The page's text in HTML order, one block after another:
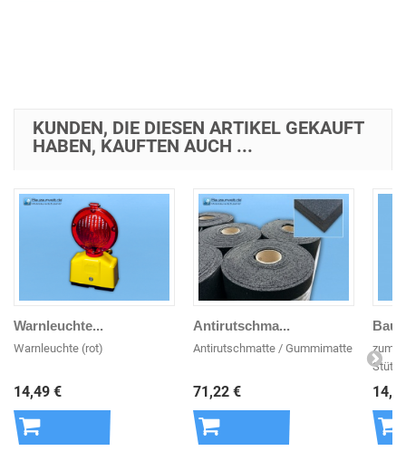
KUNDEN, DIE DIESEN ARTIKEL GEKAUFT
HABEN, KAUFTEN AUCH ...
Warnleuchte...
Warnleuchte (rot)
14,49 €
Antirutschma...
Antirutschmatte / Gummimatte
71,22 €
zum